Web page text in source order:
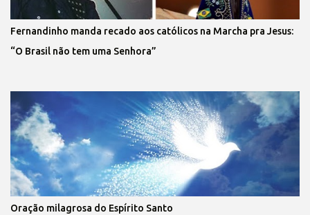
Fernandinho manda recado aos católicos na Marcha pra Jesus:
“O Brasil não tem uma Senhora”
Oração milagrosa do Espírito Santo